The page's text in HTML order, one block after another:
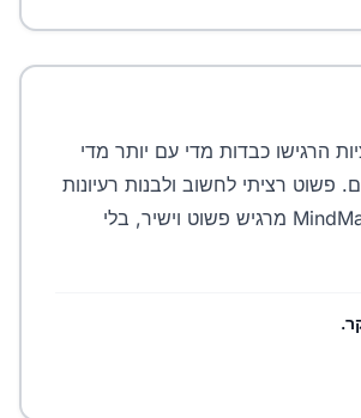
הרגישו כבדות מדי עם יותר מדי
פשוט רציתי לחשוב ולבנות רעיונות
במהירות. MindMap AI מרגיש פשוט וישיר, בלי